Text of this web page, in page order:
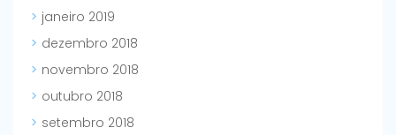
janeiro 2019
dezembro 2018
novembro 2018
outubro 2018
setembro 2018